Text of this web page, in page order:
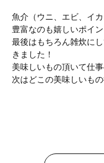
魚介（ウニ、エビ、イ
豊富なのも嬉しいポイン
最後はもちろん雑炊に
きました！
美味しいもの頂いて仕
次はどこの美味しいも